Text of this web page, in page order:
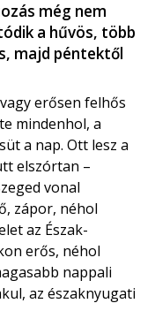
még nem
a hűvös, több
majd péntektől
erősen felhős
mindenhol, a
a nap. Ott lesz a
elszórtan –
vonal
zápor, néhol
az Észak-
erős, néhol
nappali
az északnyugati